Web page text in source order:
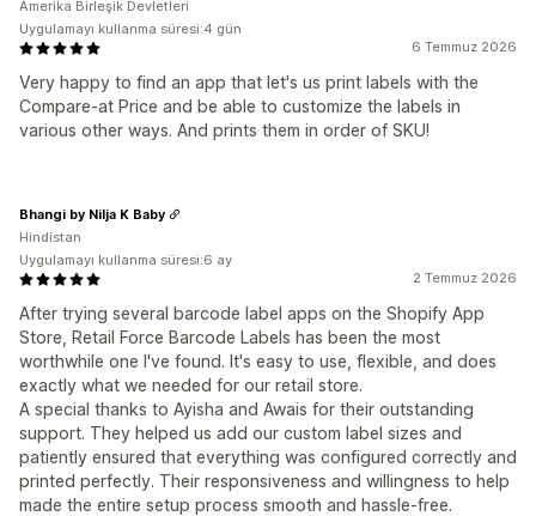
6 Temmuz 2026
Very happy to find an app that let's us print labels with the
Compare-at Price and be able to customize the labels in
various other ways. And prints them in order of SKU!
Amerika Birleşik Devletleri
Uygulamayı kullanma süresi:4 gün
2 Temmuz 2026
After trying several barcode label apps on the Shopify App
Store, Retail Force Barcode Labels has been the most
worthwhile one I've found. It's easy to use, flexible, and does
exactly what we needed for our retail store.
A special thanks to Ayisha and Awais for their outstanding
support. They helped us add our custom label sizes and
patiently ensured that everything was configured correctly and
printed perfectly. Their responsiveness and willingness to help
made the entire setup process smooth and hassle-free.
Bhangi by Nilja K Baby
Hindistan
Uygulamayı kullanma süresi:6 ay